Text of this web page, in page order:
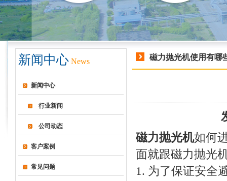
新闻中心 News
新闻中心
行业新闻
公司动态
客户案例
常见问题
磁力抛光机使用有哪
磁力抛光机如何
面就跟磁力抛光
1. 为了保证安全